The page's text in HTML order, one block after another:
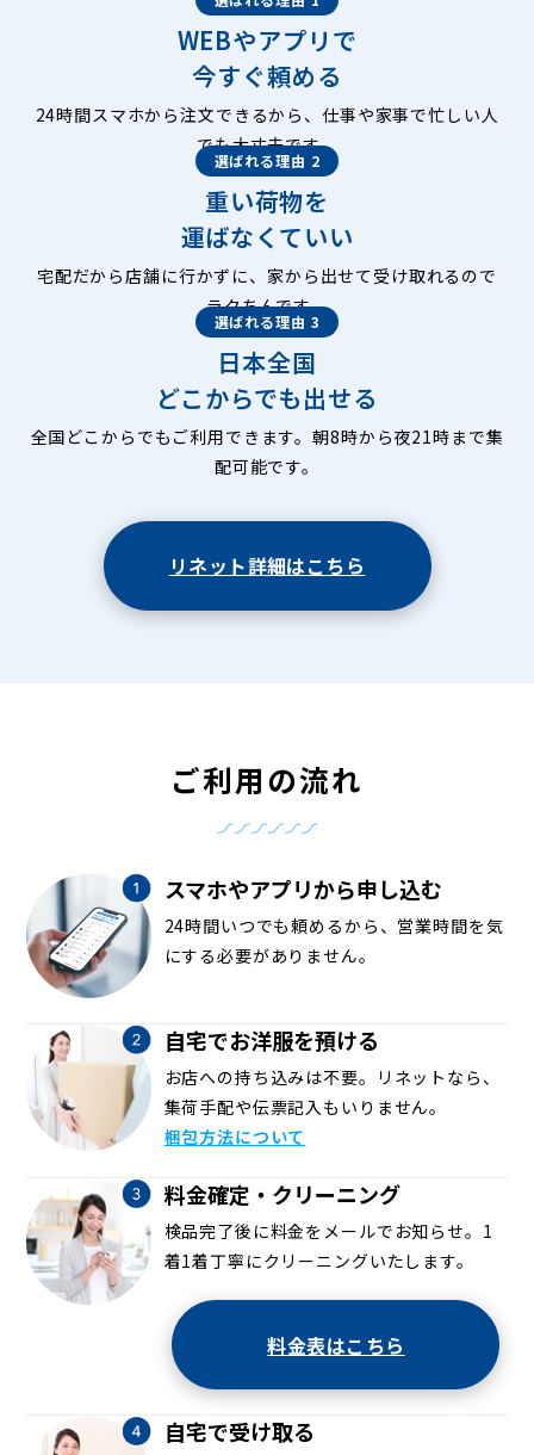
WEBやアプリで
今すぐ頼める
24時間スマホから注文できるから、仕事や家事で忙しい人
でも大丈夫です。
選ばれる理由 2
重い荷物を
運ばなくていい
宅配だから店舗に行かずに、家から出せて受け取れるので
ラクちんです。
選ばれる理由 3
日本全国
どこからでも出せる
全国どこからでもご利用できます。朝8時から夜21時まで集
配可能です。
リネット詳細はこちら
ご利用の流れ
スマホやアプリから申し込む
24時間いつでも頼めるから、営業時間を気
にする必要がありません。
自宅でお洋服を預ける
お店への持ち込みは不要。リネットなら、
集荷手配や伝票記入もいりません。
梱包方法について
料金確定・クリーニング
検品完了後に料金をメールでお知らせ。1
着1着丁寧にクリーニングいたします。
料金表はこちら
自宅で受け取る